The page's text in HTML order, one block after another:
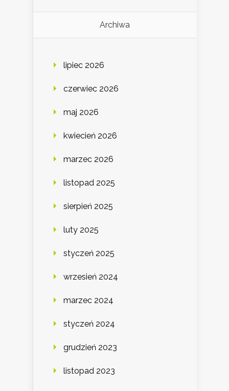
Archiwa
lipiec 2026
czerwiec 2026
maj 2026
kwiecień 2026
marzec 2026
listopad 2025
sierpień 2025
luty 2025
styczeń 2025
wrzesień 2024
marzec 2024
styczeń 2024
grudzień 2023
listopad 2023